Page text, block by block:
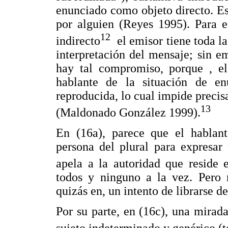
enunciado como objeto directo.
por alguien (Reyes 1995). Para
indirecto12
el emisor tiene toda
interpretación del mensaje; sin
hay tal compromiso, porque ,
hablante de la situación de
reproducida, lo cual impide
(Maldonado González 1999).13
En (16a), parece que el
persona del plural para
apela a la autoridad que reside
todos y ninguno a la vez. Pero
quizás en, un intento de librarse
Por su parte, en (16c), una